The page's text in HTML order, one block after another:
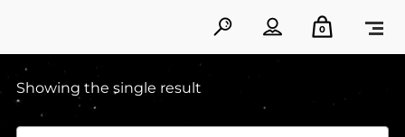
0
Showing the single result